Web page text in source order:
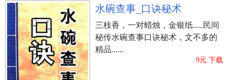
水碗查事_口诀秘术
三枝香，一对蜡烛，金银纸.....民间
秘传水碗查事口诀秘术，文不多的
精品......
9元.下载